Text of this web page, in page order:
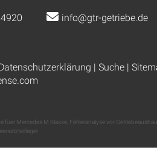
info@gtr-getriebe.de
| Suche|
fuer Mercedes M Klasse, Fehleranalyse vor Getriebeausbau